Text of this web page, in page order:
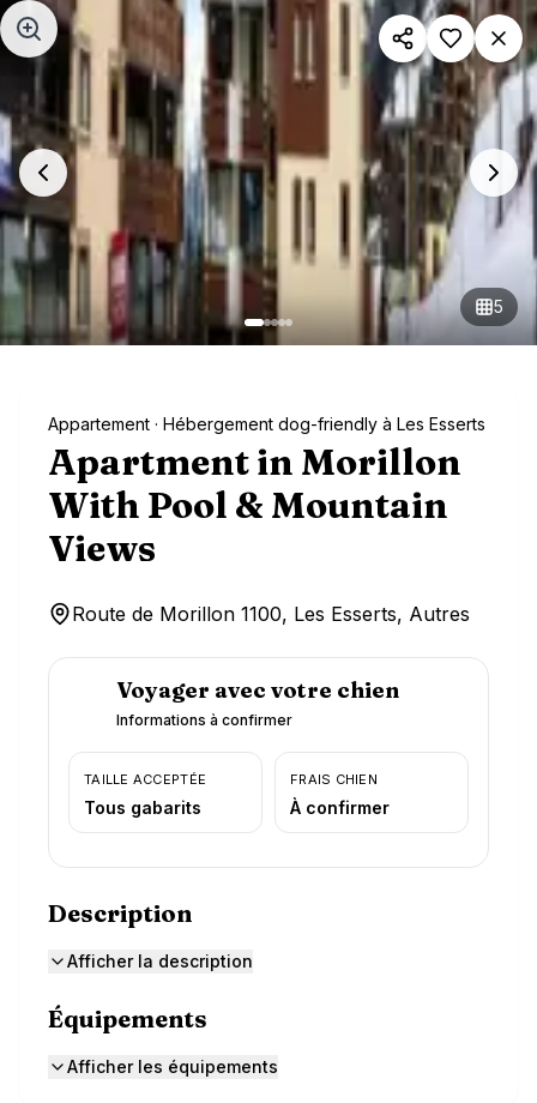
Aller au contenu principal
5
Appartement · Hébergement dog-friendly à Les Esserts
Apartment in Morillon
With Pool & Mountain
Views
Route de Morillon 1100, Les Esserts, Autres
Voyager avec votre chien
Informations à confirmer
TAILLE ACCEPTÉE
Tous gabarits
FRAIS CHIEN
À confirmer
Description
Afficher la description
Équipements
Afficher les équipements